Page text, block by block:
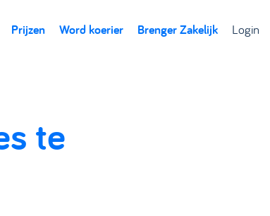
Prijzen Word koerier Brenger Zakelijk Login
te